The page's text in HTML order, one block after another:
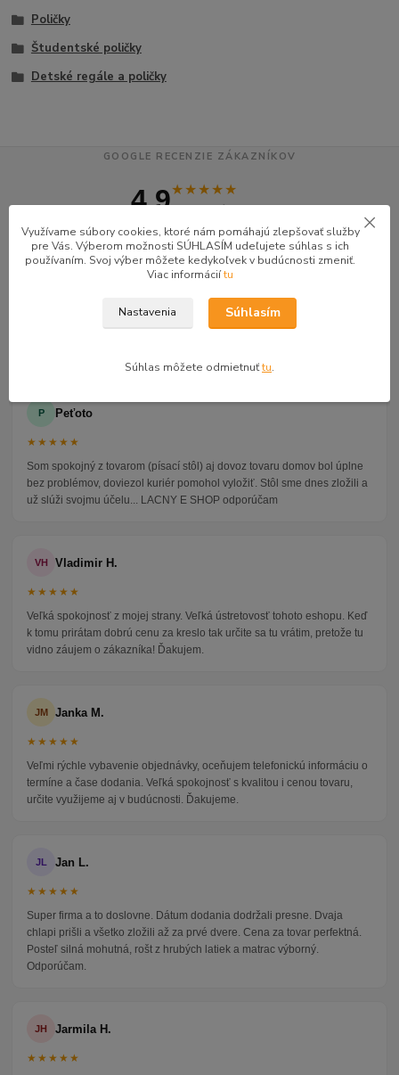
Poličky
Študentské poličky
Detské regále a poličky
GOOGLE RECENZIE ZÁKAZNÍKOV
4.9★★★★★
AP Alena P.
Veľmi seriózny dodávateľ komunikoval so mnou telefonicky na adrese
P Peťoto
★★★★★
Som spokojný z tovarom (písací stôl) aj dovoz tovaru domov bol úplne
bez problémov, doviezol kuriér pomohol vyložiť. Stôl sme dnes zložili a
už slúži svojmu účelu... LACNY E SHOP odporúčam
VH Vladimir H.
★★★★★
Veľká spokojnosť z mojej strany. Veľká ústretovosť tohoto eshopu. Keď
k tomu prirátam dobrú cenu za kreslo tak určite sa tu vrátim, pretože tu
vidno záujem o zákazníka! Ďakujem.
JM Janka M.
★★★★★
Veľmi rýchle vybavenie objednávky, oceňujem telefonickú informáciu o
termíne a čase dodania. Veľká spokojnosť s kvalitou i cenou tovaru,
určite využijeme aj v budúcnosti. Ďakujeme.
JL Jan L.
★★★★★
Super firma a to doslovne. Dátum dodania dodržali presne. Dvaja
chlapi prišli a všetko zložili až za prvé dvere. Cena za tovar perfektná.
Posteľ silná mohutná, rošt z hrubých latiek a matrac výborný.
Odporúčam.
JH Jarmila H.
★★★★★
Využívame súbory cookies, ktoré nám pomáhajú zlepšovať služby
pre Vás. Výberom možnosti SÚHLASÍM udeľujete súhlas s ich
používaním. Svoj výber môžete kedykoľvek v budúcnosti zmeniť.
Viac informáciítu
Nastavenia Súhlasím
Súhlas môžete odmietnuťtu.